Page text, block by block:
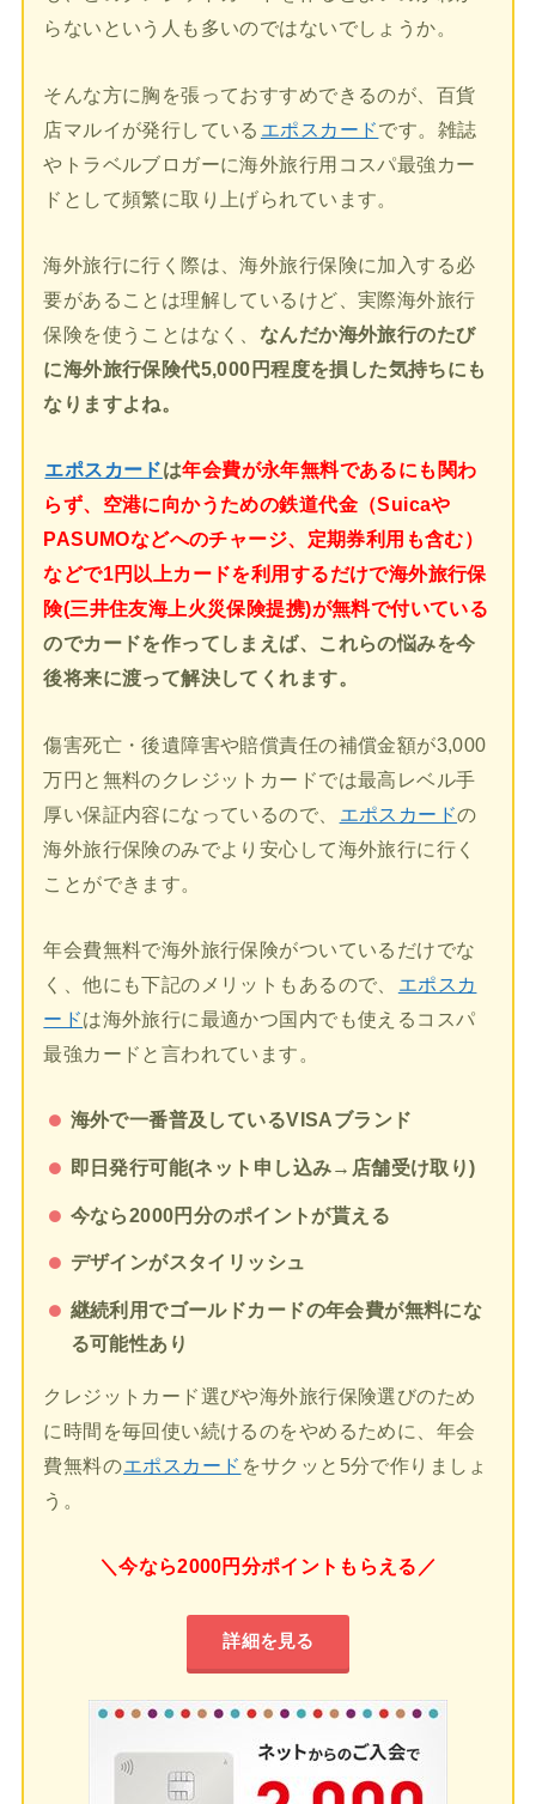
らないという人も多いのではないでしょうか。
そんな方に胸を張っておすすめできるのが、百貨
店マルイが発行している エポスカードです。雑誌
やトラベルブロガーに海外旅行用コスパ最強カー
ドとして頻繁に取り上げられています。
海外旅行に行く際は、海外旅行保険に加入する必
要があることは理解しているけど、実際海外旅行
保険を使うことはなく、 なんだか海外旅行のたび
に海外旅行保険代5,000円程度を損した気持ちにも
なりますよね。
エポスカードは年会費が永年無料であるにも関わ
らず、空港に向かうための鉄道代金（Suicaや
PASUMOなどへのチャージ、定期券利用も含む）
などで1円以上カードを利用するだけで海外旅行保
険(三井住友海上火災保険提携)が無料で付いている
のでカードを作ってしまえば、これらの悩みを今
後将来に渡って解決してくれます。
傷害死亡・後遺障害や賠償責任の補償金額が3,000
万円と無料のクレジットカードでは最高レベル手
厚い保証内容になっているので、
エポスカードの
海外旅行保険のみでより安心して海外旅行に行く
ことができます。
年会費無料で海外旅行保険がついているだけでな
く、他にも下記のメリットもあるので、
エポスカ
ードは海外旅行に最適かつ国内でも使えるコスパ
最強カードと言われています。
海外で一番普及しているVISAブランド
即日発行可能(ネット申し込み→店舗受け取り)
今なら2000円分のポイントが貰える
デザインがスタイリッシュ
継続利用でゴールドカードの年会費が無料にな
る可能性あり
クレジットカード選びや海外旅行保険選びのため
に時間を毎回使い続けるのをやめるために、年会
費無料のエポスカード をサクッと5分で作りましょ
う。
＼今なら2000円分ポイントもらえる／
詳細を見る